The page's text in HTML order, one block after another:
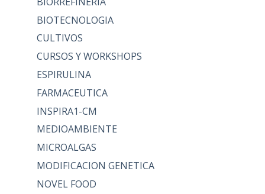
BIOTECNOLOGIA
CULTIVOS
CURSOS Y WORKSHOPS
ESPIRULINA
FARMACEUTICA
INSPIRA1-CM
MEDIOAMBIENTE
MICROALGAS
MODIFICACION GENETICA
NOVEL FOOD